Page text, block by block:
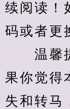
续阅读！
码或者更
温馨提
果你觉得
失和转马